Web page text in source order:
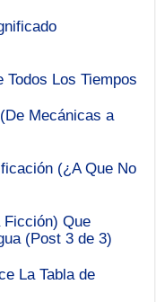
Los Tiempos
Mecánicas a
(¿A Que No
Ficción) Que
(Post 3 de 3)
La Tabla de